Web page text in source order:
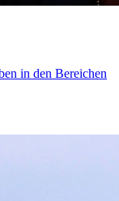
in den Bereichen